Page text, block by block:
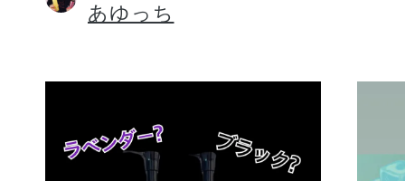
あゆっち